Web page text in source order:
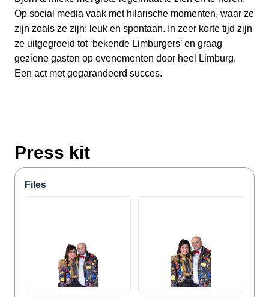
Op social media vaak met hilarische momenten, waar ze
zijn zoals ze zijn: leuk en spontaan. In zeer korte tijd zijn
ze uitgegroeid tot ‘bekende Limburgers’ en graag
geziene gasten op evenementen door heel Limburg.
Een act met gegarandeerd succes.
Press kit
Files